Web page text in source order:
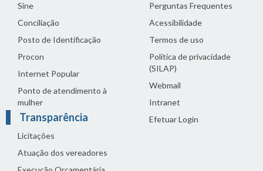
Sine
Conciliação
Posto de Identificação
Procon
Internet Popular
Ponto de atendimento à
mulher
Transparência
Licitações
Atuação dos vereadores
Perguntas Frequentes
Acessibilidade
Termos de uso
Política de privacidade
(SILAP)
Webmail
Intranet
Efetuar Login